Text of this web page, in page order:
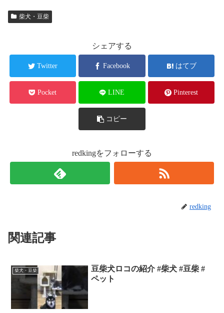
柴犬・豆柴
シェアする
Twitter Facebook はてブ
Pocket LINE Pinterest
コピー
redkingをフォローする
redking
関連記事
柴犬・豆柴
豆柴犬ロコの紹介 #柴犬 #豆柴 #
ペット